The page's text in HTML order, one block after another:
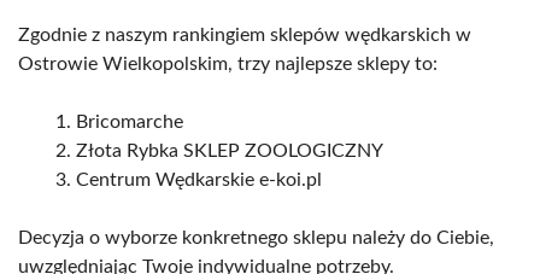
Zgodnie z naszym rankingiem sklepów wędkarskich w
Ostrowie Wielkopolskim, trzy najlepsze sklepy to:
Bricomarche
Złota Rybka SKLEP ZOOLOGICZNY
Centrum Wędkarskie e-koi.pl
Decyzja o wyborze konkretnego sklepu należy do Ciebie,
uwzględniając Twoje indywidualne potrzeby.